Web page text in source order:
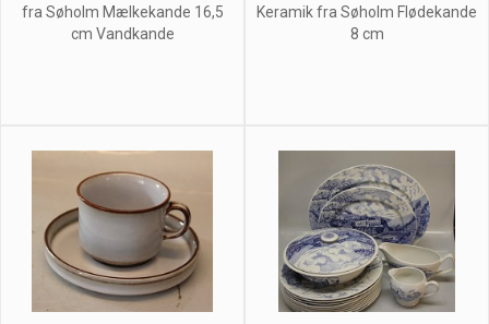
fra Søholm Mælkekande 16,5
cm Vandkande
Keramik fra Søholm Flødekande
8 cm